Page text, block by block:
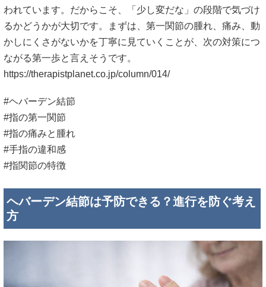
われています。だからこそ、「少し変だな」の段階で気づけ
るかどうかが大切です。まずは、第一関節の腫れ、痛み、動
かしにくさがないかを丁寧に見ていくことが、次の対策につ
ながる第一歩と言えそうです。
https://therapistplanet.co.jp/column/014/
#ヘバーデン結節
#指の第一関節
#指の痛みと腫れ
#手指の違和感
#指関節の特徴
ヘバーデン結節は予防できる？進行を防ぐ考え
方